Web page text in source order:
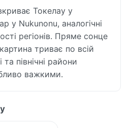
Токелау у
у Nukunonu, аналогічні
регіонів. Пряме сонце
триває по всій
північні райони
важкими.